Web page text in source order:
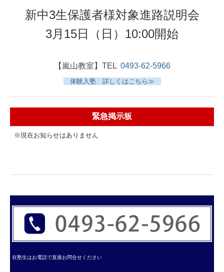
新中3生保護者様対象進路説明会
3月15日（日）10:00開始
【嵐山教室】 TEL 0493-62-5966
体験入塾 詳しくはこちら≫
緊急掲示板
※現在お知らせはありません
在塾生はお電話で直接お問合せください